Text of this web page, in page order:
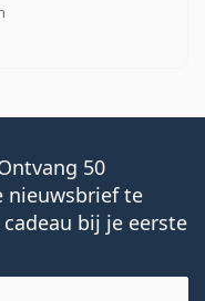
5 van 5
50
nieuwsbrief te
bij je eerste